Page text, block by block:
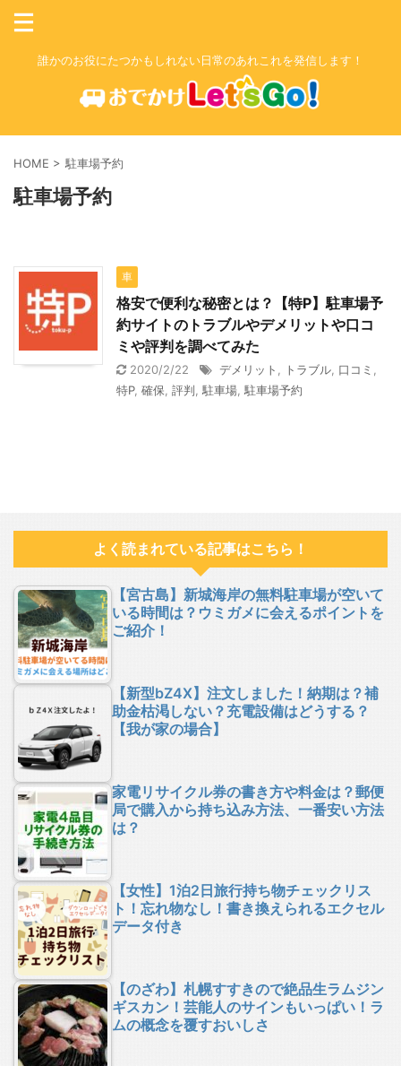
誰かのお役にたつかもしれない日常のあれこれを発信します！
HOME > 駐車場予約
駐車場予約
車
格安で便利な秘密とは？【特P】駐車場予
約サイトのトラブルやデメリットや口コ
ミや評判を調べてみた
2020/2/22 デメリット トラブル 口コミ
特P, 確保 評判 駐車場 駐車場予約
よく読まれている記事はこちら！
【宮古島】新城海岸の無料駐車場が空いて
いる時間は？ウミガメに会えるポイントを
ご紹介！
【新型bZ4X】注文しました！納期は？補
助金枯渇しない？充電設備はどうする？
【我が家の場合】
家電リサイクル券の書き方や料金は？郵便
局で購入から持ち込み方法、一番安い方法
は？
【女性】1泊2日旅行持ち物チェックリス
ト！忘れ物なし！書き換えられるエクセル
データ付き
【のざわ】札幌すすきので絶品生ラムジン
ギスカン！芸能人のサインもいっぱい！ラ
ムの概念を覆すおいしさ